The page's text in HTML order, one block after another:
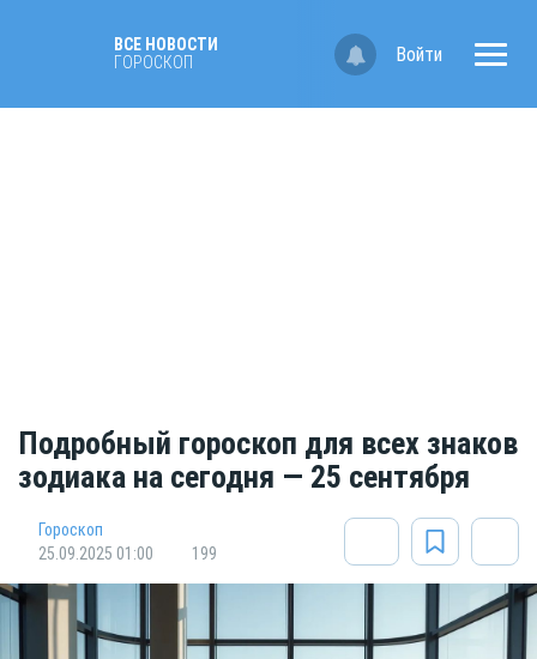
ВСЕ НОВОСТИ
ГОРОСКОП
Войти
Подробный гороскоп для всех знаков
зодиака на сегодня — 25 сентября
Гороскоп
25.09.2025 01:00
199